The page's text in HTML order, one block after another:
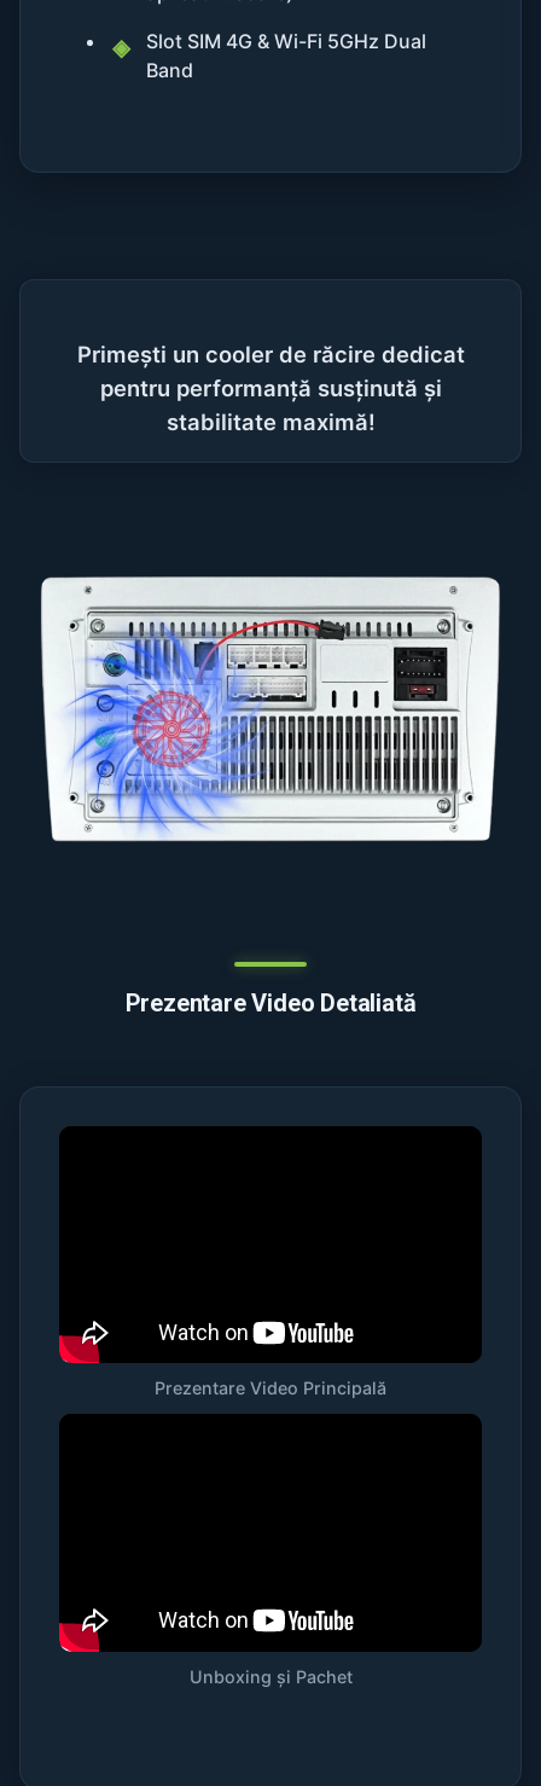
Slot SIM 4G & Wi-Fi 5GHz Dual
Band
Primești un cooler de răcire dedicat
pentru performanță susținută și
stabilitate maximă!
Prezentare Video Detaliată
Prezentare Video Principală
Unboxing și Pachet